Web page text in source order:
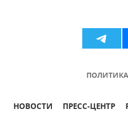
ПОЛИТИКА
НОВОСТИ ПРЕСС-ЦЕНТР